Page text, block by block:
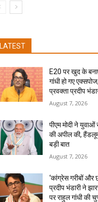
LATEST
E20 पर खुद के
गांधी हो गए
प्रवक्ता प्रदीप
August 7, 2026
पीएम मोदी ने युवाओं
की अपील की,
बड़ी बात
August 7, 2026
‘कांग्रेस गरीबों और
प्रदीप भंडारी ने
पर राहुल गांधी की